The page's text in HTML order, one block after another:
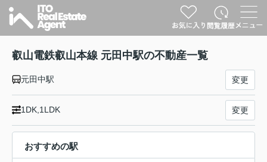
叡山電鉄叡山本線 元田中駅の不動産一覧
元田中駅 変更
1DK,1LDK 変更
おすすめの駅